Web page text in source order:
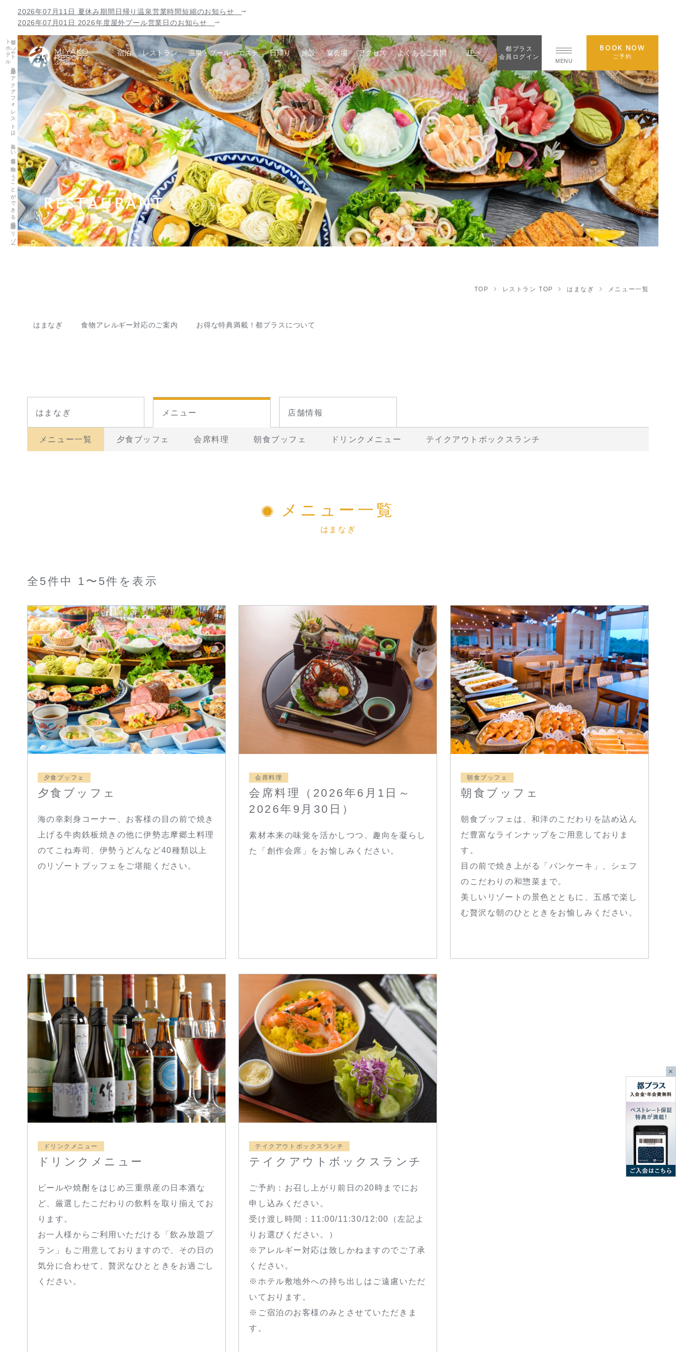
都リ
ゾ
ート
奥志摩
ア
ク
ア
フ
ォ
レ
ス
ト
は
、
美し
い
自然を
味わ
う
こ
と
が
で
き
る
伊勢志摩の
リ
ゾ
ー
ト
ホ
テ
ル 宿泊 レストラン 温泉・プール・エステ 日帰り 施設 宴会場 アクセス よくあるご質問 JP
都プラス
会員ログイン
MENU
BOOK NOW
ご予約
RESTAURANT レストラン
2026年07月11日 夏休み期間日帰り温泉営業時間短縮のお知らせ
2026年07月01日 2026年度屋外プール営業日のお知らせ
TOP レストラン TOP はまなぎ メニュー一覧
はまなぎ 食物アレルギー対応のご案内 お得な特典満載！都プラスについて
はまなぎ メニュー 店舗情報
メニュー一覧 夕食ブッフェ 会席料理 朝食ブッフェ ドリンクメニュー テイクアウトボックスランチ
メニュー一覧
はまなぎ
全5件中 1〜5件を表示
夕食ブッフェ
夕食ブッフェ
海の幸刺身コーナー、お客様の目の前で焼き
上げる牛肉鉄板焼きの他に伊勢志摩郷土料理
のてこね寿司、伊勢うどんなど40種類以上
のリゾートブッフェをご堪能ください。
会席料理
会席料理（2026年6月1日～
2026年9月30日）
素材本来の味覚を活かしつつ、趣向を凝らし
た「創作会席」をお愉しみください。
朝食ブッフェ
朝食ブッフェ
朝食ブッフェは、和洋のこだわりを詰め込ん
だ豊富なラインナップをご用意しておりま
す。
目の前で焼き上がる「パンケーキ」、シェフ
のこだわりの和惣菜まで。
美しいリゾートの景色とともに、五感で楽し
む贅沢な朝のひとときをお愉しみください。
ドリンクメニュー
ドリンクメニュー
ビールや焼酎をはじめ三重県産の日本酒な
ど、厳選したこだわりの飲料を取り揃えてお
ります。
お一人様からご利用いただける「飲み放題プ
ラン」もご用意しておりますので、その日の
気分に合わせて、贅沢なひとときをお過ごし
ください。
テイクアウトボックスランチ
テイクアウトボックスランチ
ご予約：お召し上がり前日の20時までにお
申し込みください。
受け渡し時間：11:00/11:30/12:00（左記よ
りお選びください。）
※アレルギー対応は致しかねますのでご了承
ください。
※ホテル敷地外への持ち出しはご遠慮いただ
いております。
※ご宿泊のお客様のみとさせていただきま
す。